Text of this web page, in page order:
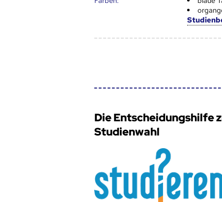
Die Entscheidungshilfe
Studienwahl